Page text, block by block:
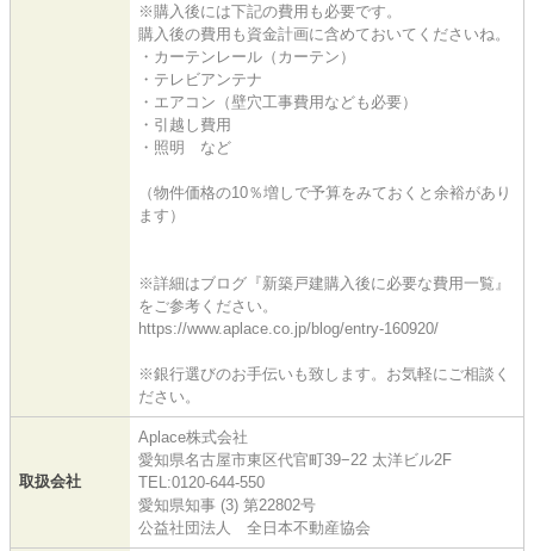
※購入後には下記の費用も必要です。
購入後の費用も資金計画に含めておいてくださいね。
・カーテンレール（カーテン）
・テレビアンテナ
・エアコン（壁穴工事費用なども必要）
・引越し費用
・照明 など
（物件価格の10％増しで予算をみておくと余裕があり
ます）
※詳細はブログ『新築戸建購入後に必要な費用一覧』
をご参考ください。
https://www.aplace.co.jp/blog/entry-160920/
※銀行選びのお手伝いも致します。お気軽にご相談く
ださい。
取扱会社
Aplace株式会社
愛知県名古屋市東区代官町39−22 太洋ビル2F
TEL:0120-644-550
愛知県知事 (3) 第22802号
公益社団法人 全日本不動産協会